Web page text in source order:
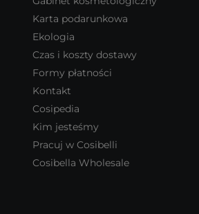
Karta podarunkowa
Ekologia
Czas i koszty dostawy
Formy płatności
Kontakt
Cosipedia
Kim jesteśmy
Pracuj w Cosibelli
Cosibella Wholesale